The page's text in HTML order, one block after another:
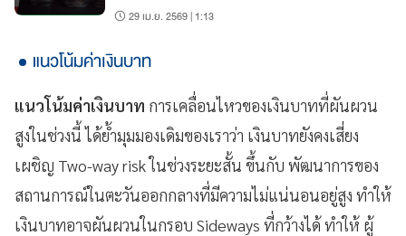
29 เม.ย. 2569 | 1:13
แนวโน้มค่าเงินบาท
แนวโน้มค่าเงินบาท การเคลื่อนไหวของเงินบาทที่ผันผวน
สูงในช่วงนี้ ได้ย้ำมุมมองเดิมของเราว่า เงินบาทยังคงเสี่ยง
เผชิญ Two-way risk ในช่วงระยะสั้น ขึ้นกับ พัฒนาการของ
สถานการณ์ในตะวันออกกลางที่มีความไม่แน่นอนอยู่สูง ทำให้
เงินบาทอาจผันผวนในกรอบ Sideways ที่กว้างได้ ทำให้ ผู้